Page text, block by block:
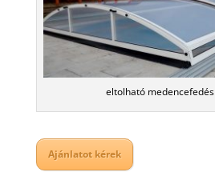
eltolható medencefedés
Ajánlatot kérek